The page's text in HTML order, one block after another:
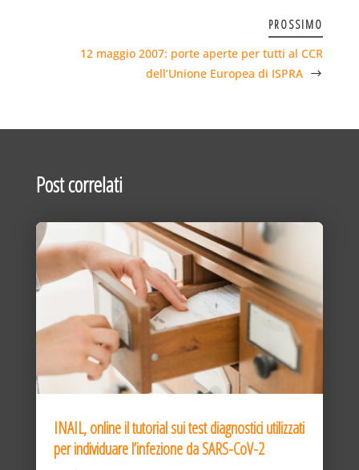
PROSSIMO
12 maggio 2007: porte aperte per tutti al CCR
dell’Unione Europea di ISPRA
Post correlati
INAIL, online il tutorial sui test diagnostici utilizzati
per individuare l’infezione da SARS-CoV-2